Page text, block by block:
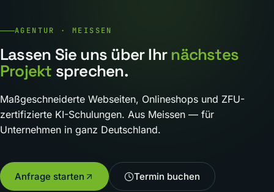
AGENTUR · MEISSEN
Lassen Sie uns über Ihr nächstes
Projekt sprechen.
Maßgeschneiderte Webseiten, Onlineshops und ZFU-
zertifizierte KI-Schulungen. Aus Meissen — für
Unternehmen in ganz Deutschland.
Anfrage starten Termin buchen